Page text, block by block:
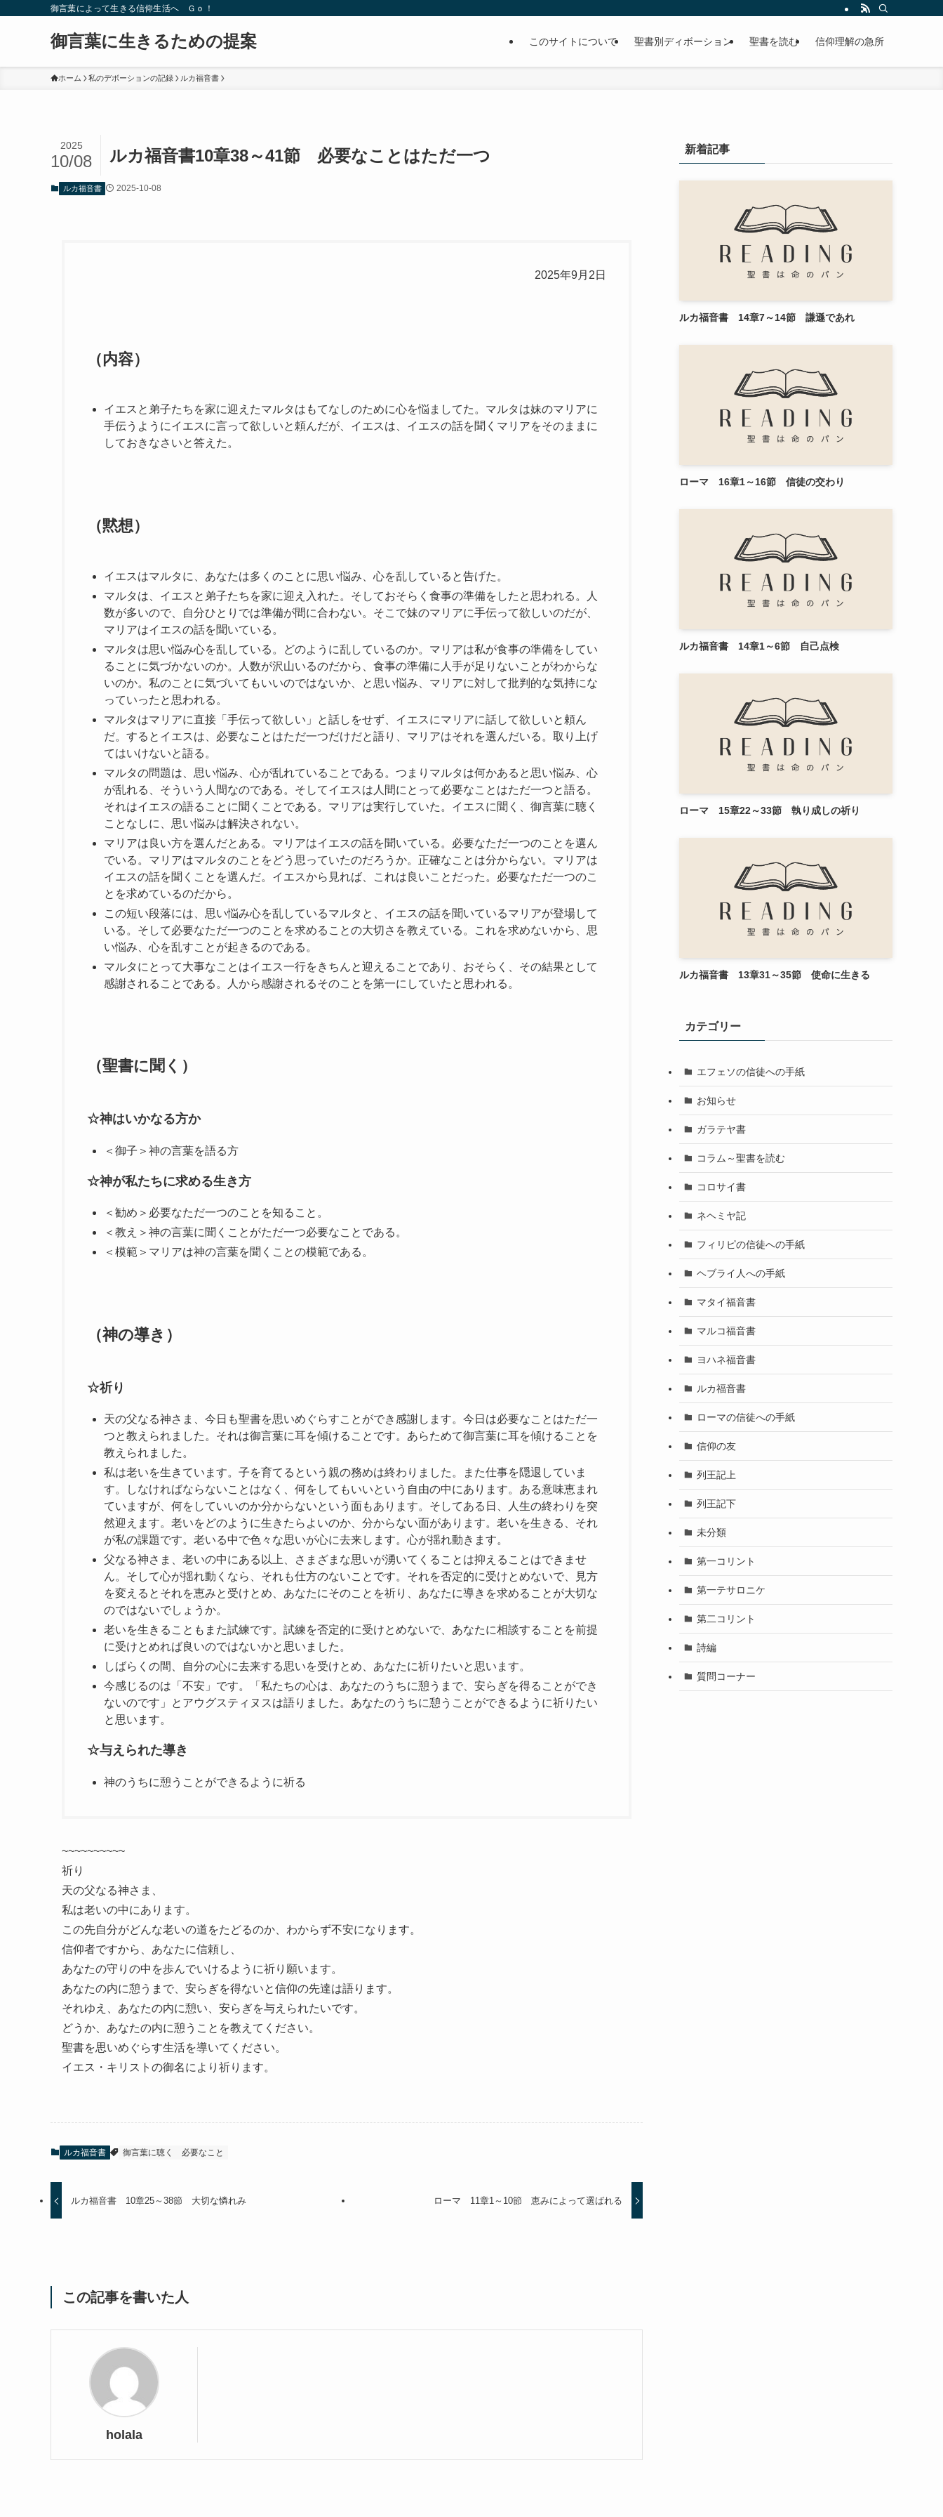
御言葉によって生きる信仰生活へ Ｇｏ！
御言葉に生きるための提案 このサイトについて 聖書別ディボーション 聖書を読む 信仰理解の急所
ホーム 私のデボーションの記録 ルカ福音書
ルカ福音書10章38～41節 必要なことはただ一つ
2025
10/08
ルカ福音書 2025-10-08
2025年9月2日
（内容）
イエスと弟子たちを家に迎えたマルタはもてなしのために心を悩ましてた。マルタは妹のマリアに
手伝うようにイエスに言って欲しいと頼んだが、イエスは、イエスの話を聞くマリアをそのままに
しておきなさいと答えた。
（黙想）
イエスはマルタに、あなたは多くのことに思い悩み、心を乱していると告げた。
マルタは、イエスと弟子たちを家に迎え入れた。そしておそらく食事の準備をしたと思われる。人
数が多いので、自分ひとりでは準備が間に合わない。そこで妹のマリアに手伝って欲しいのだが、
マリアはイエスの話を聞いている。
マルタは思い悩み心を乱している。どのように乱しているのか。マリアは私が食事の準備をしてい
ることに気づかないのか。人数が沢山いるのだから、食事の準備に人手が足りないことがわからな
いのか。私のことに気づいてもいいのではないか、と思い悩み、マリアに対して批判的な気持にな
っていったと思われる。
マルタはマリアに直接「手伝って欲しい」と話しをせず、イエスにマリアに話して欲しいと頼ん
だ。するとイエスは、必要なことはただ一つだけだと語り、マリアはそれを選んだいる。取り上げ
てはいけないと語る。
マルタの問題は、思い悩み、心が乱れていることである。つまりマルタは何かあると思い悩み、心
が乱れる、そういう人間なのである。そしてイエスは人間にとって必要なことはただ一つと語る。
それはイエスの語ることに聞くことである。マリアは実行していた。イエスに聞く、御言葉に聴く
ことなしに、思い悩みは解決されない。
マリアは良い方を選んだとある。マリアはイエスの話を聞いている。必要なただ一つのことを選ん
でいる。マリアはマルタのことをどう思っていたのだろうか。正確なことは分からない。マリアは
イエスの話を聞くことを選んだ。イエスから見れば、これは良いことだった。必要なただ一つのこ
とを求めているのだから。
この短い段落には、思い悩み心を乱しているマルタと、イエスの話を聞いているマリアが登場して
いる。そして必要なただ一つのことを求めることの大切さを教えている。これを求めないから、思
い悩み、心を乱すことが起きるのである。
マルタにとって大事なことはイエス一行をきちんと迎えることであり、おそらく、その結果として
感謝されることである。人から感謝されるそのことを第一にしていたと思われる。
（聖書に聞く）
☆神はいかなる方か
＜御子＞神の言葉を語る方
☆神が私たちに求める生き方
＜勧め＞必要なただ一つのことを知ること。
＜教え＞神の言葉に聞くことがただ一つ必要なことである。
＜模範＞マリアは神の言葉を聞くことの模範である。
（神の導き）
☆祈り
天の父なる神さま、今日も聖書を思いめぐらすことができ感謝します。今日は必要なことはただ一
つと教えられました。それは御言葉に耳を傾けることです。あらためて御言葉に耳を傾けることを
教えられました。
私は老いを生きています。子を育てるという親の務めは終わりました。また仕事を隠退していま
す。しなければならないことはなく、何をしてもいいという自由の中にあります。ある意味恵まれ
ていますが、何をしていいのか分からないという面もあります。そしてある日、人生の終わりを突
然迎えます。老いをどのように生きたらよいのか、分からない面があります。老いを生きる、それ
が私の課題です。老いる中で色々な思いが心に去来します。心が揺れ動きます。
父なる神さま、老いの中にある以上、さまざまな思いが湧いてくることは抑えることはできませ
ん。そして心が揺れ動くなら、それも仕方のないことです。それを否定的に受けとめないで、見方
を変えるとそれを恵みと受けとめ、あなたにそのことを祈り、あなたに導きを求めることが大切な
のではないでしょうか。
老いを生きることもまた試練です。試練を否定的に受けとめないで、あなたに相談することを前提
に受けとめれば良いのではないかと思いました。
しばらくの間、自分の心に去来する思いを受けとめ、あなたに祈りたいと思います。
今感じるのは「不安」です。「私たちの心は、あなたのうちに憩うまで、安らぎを得ることができ
ないのです」とアウグスティヌスは語りました。あなたのうちに憩うことができるように祈りたい
と思います。
☆与えられた導き
神のうちに憩うことができるように祈る
~~~~~~~~~~
祈り
天の父なる神さま、
私は老いの中にあります。
この先自分がどんな老いの道をたどるのか、わからず不安になります。
信仰者ですから、あなたに信頼し、
あなたの守りの中を歩んでいけるように祈り願います。
あなたの内に憩うまで、安らぎを得ないと信仰の先達は語ります。
それゆえ、あなたの内に憩い、安らぎを与えられたいです。
どうか、あなたの内に憩うことを教えてください。
聖書を思いめぐらす生活を導いてください。
イエス・キリストの御名により祈ります。
ルカ福音書 御言葉に聴く 必要なこと
ルカ福音書 10章25～38節 大切な憐れみ ローマ 11章1～10節 恵みによって選ばれる
この記事を書いた人
holala
新着記事
ルカ福音書 14章7～14節 謙遜であれ
ローマ 16章1～16節 信徒の交わり
ルカ福音書 14章1～6節 自己点検
ローマ 15章22～33節 執り成しの祈り
ルカ福音書 13章31～35節 使命に生きる
カテゴリー
エフェソの信徒への手紙
お知らせ
ガラテヤ書
コラム～聖書を読む
コロサイ書
ネヘミヤ記
フィリピの信徒への手紙
ヘブライ人への手紙
マタイ福音書
マルコ福音書
ヨハネ福音書
ルカ福音書
ローマの信徒への手紙
信仰の友
列王記上
列王記下
未分類
第一コリント
第一テサロニケ
第二コリント
詩編
質問コーナー